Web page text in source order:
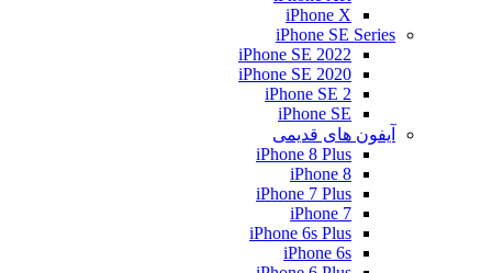
iPhone X
iPhone SE Series
iPhone SE 2022
iPhone SE 2020
iPhone SE 2
iPhone SE
آیفون های قدیمی
iPhone 8 Plus
iPhone 8
iPhone 7 Plus
iPhone 7
iPhone 6s Plus
iPhone 6s